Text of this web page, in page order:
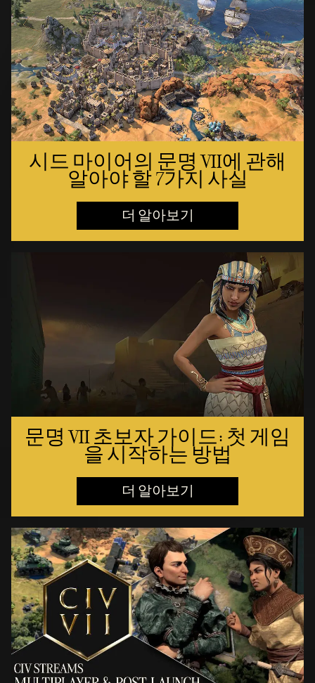
시드 마이어의 문명 VII에 관해
알아야 할 7가지 사실
더 알아보기
문명 VII 초보자 가이드: 첫 게임
을 시작하는 방법
더 알아보기